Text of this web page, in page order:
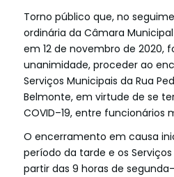
Torno público que, no
ordinária da Câmara Municipal
em 12 de novembro de 2020,
unanimidade, proceder ao
Serviços Municipais da Rua
Belmonte, em virtude de se
COVID–19, entre funcionários
O encerramento em causa
período da tarde e os Serviços
partir das 9 horas de segunda–